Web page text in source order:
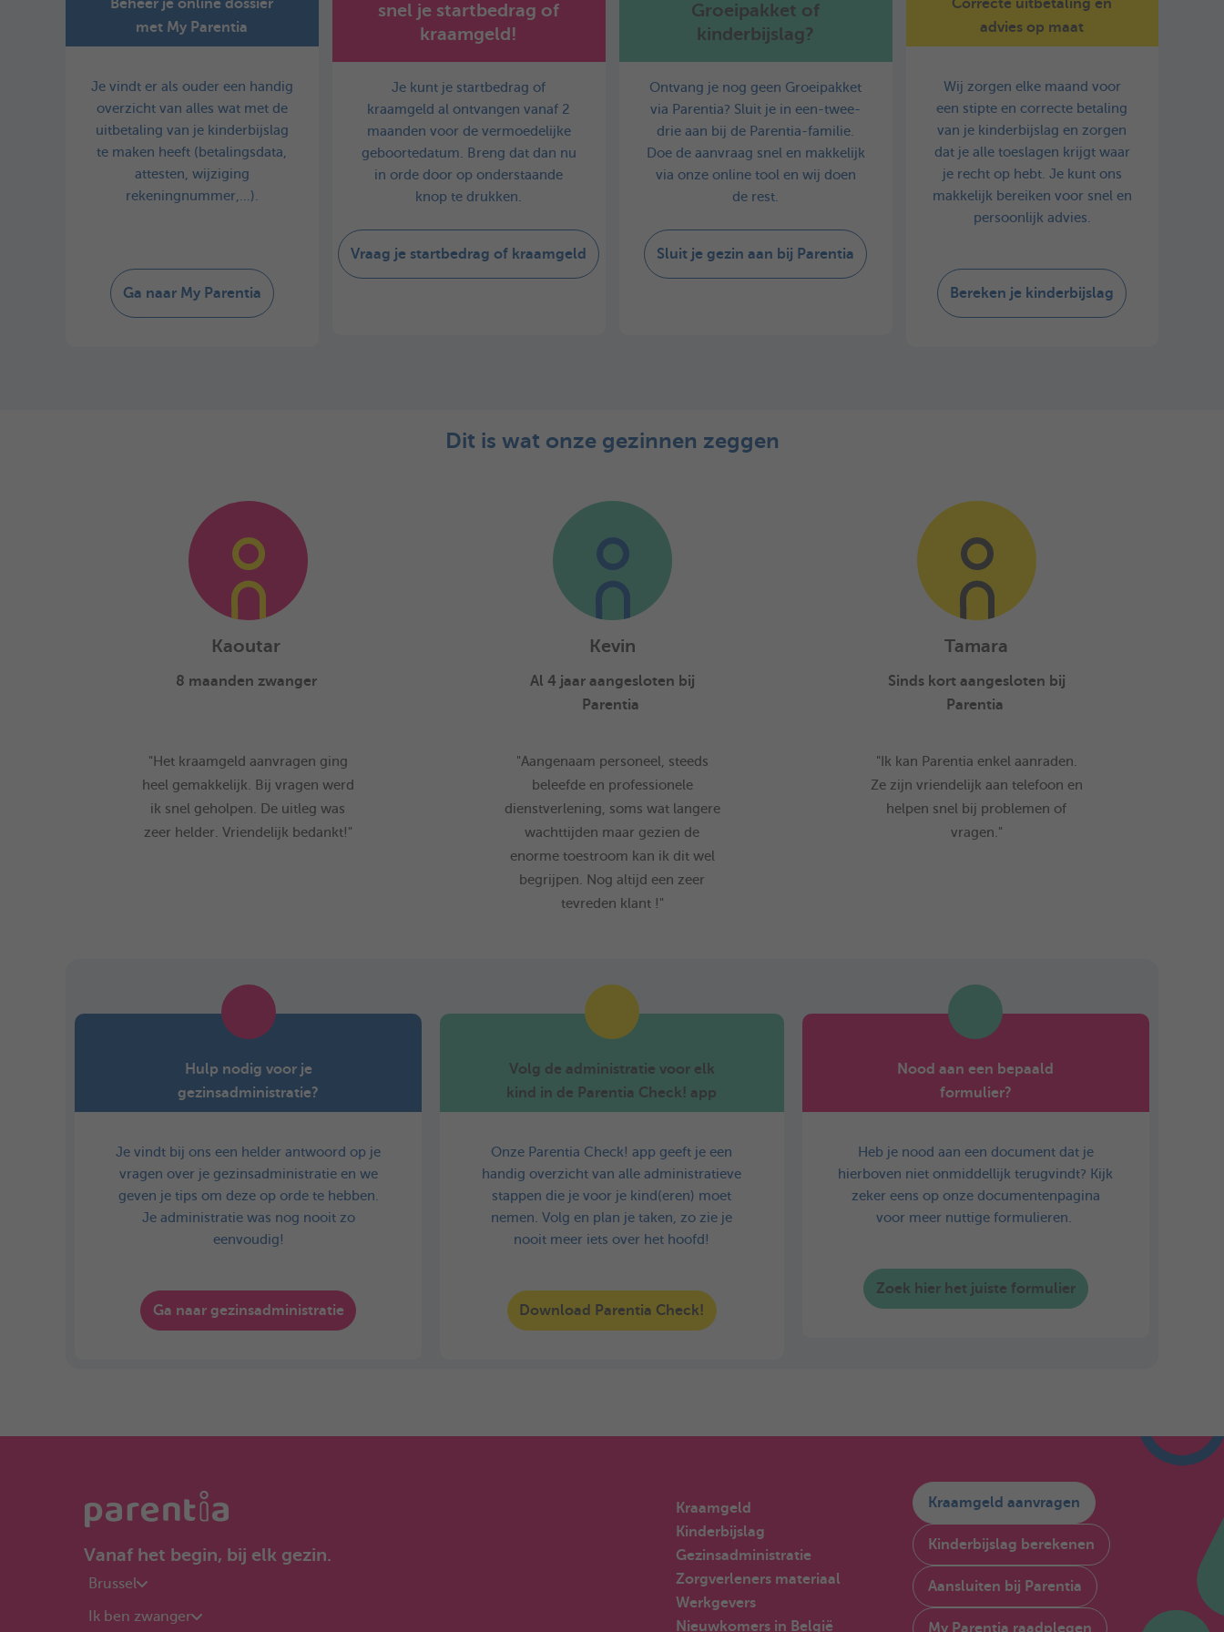
Beheer je online dossier
met My Parentia
Je vindt er als ouder een handig
overzicht van alles wat met de
uitbetaling van je kinderbijslag
te maken heeft (betalingsdata,
attesten, wijziging
rekeningnummer,…).
Ga naar My Parentia
snel je startbedrag of
kraamgeld!
Je kunt je startbedrag of
kraamgeld al ontvangen vanaf 2
maanden voor de vermoedelijke
geboortedatum. Breng dat dan nu
in orde door op onderstaande
knop te drukken.
Vraag je startbedrag of kraamgeld
Groeipakket of
kinderbijslag?
Ontvang je nog geen Groeipakket
via Parentia?​ Sluit je in een-twee-
drie aan bij de Parentia-familie.
Doe de aanvraag snel en makkelijk
via onze online tool en wij doen
de rest.
Sluit je gezin aan bij Parentia
Correcte uitbetaling en
advies op maat
Wij zorgen elke maand voor
een stipte en correcte betaling
van je kinderbijslag en zorgen
dat je alle toeslagen krijgt waar
je recht op hebt. Je kunt ons
makkelijk bereiken voor snel en
persoonlijk advies.
Bereken je kinderbijslag
Dit is wat onze gezinnen zeggen
Kaoutar
8 maanden zwanger
"Het kraamgeld aanvragen ging
heel gemakkelijk. Bij vragen werd
ik snel geholpen. De uitleg was
zeer helder. Vriendelijk bedankt!"
Kevin
Al 4 jaar aangesloten bij
Parentia
"Aangenaam personeel, steeds
beleefde en professionele
dienstverlening, soms wat langere
wachttijden maar gezien de
enorme toestroom kan ik dit wel
begrijpen. Nog altijd een zeer
tevreden klant !"
Tamara
Sinds kort aangesloten bij
Parentia
"Ik kan Parentia enkel aanraden.
Ze zijn vriendelijk aan telefoon en
helpen snel bij problemen of
vragen."
Hulp nodig voor je
gezinsadministratie?
Je vindt bij ons een helder antwoord op je
vragen over je gezinsadministratie en we
geven je tips om deze op orde te hebben.
Je administratie was nog nooit zo
eenvoudig!
Ga naar gezinsadministratie
Volg de administratie voor elk
kind in de Parentia Check! app
Onze Parentia Check! app geeft je een
handig overzicht van alle administratieve
stappen die je voor je kind(eren) moet
nemen. Volg en plan je taken, zo zie je
nooit meer iets over het hoofd!
Download Parentia Check!
Nood aan een bepaald
formulier?
Heb je nood aan een document dat je
hierboven niet onmiddellijk terugvindt? Kijk
zeker eens op onze documentenpagina
voor meer nuttige formulieren.
Zoek hier het juiste formulier
Vanaf het begin, bij elk gezin.
Brussel
Ik ben zwanger
Kraamgeld
Kinderbijslag
Gezinsadministratie
Zorgverleners materiaal
Werkgevers
Nieuwkomers in België
Kraamgeld aanvragen
Kinderbijslag berekenen
Aansluiten bij Parentia
My Parentia raadplegen